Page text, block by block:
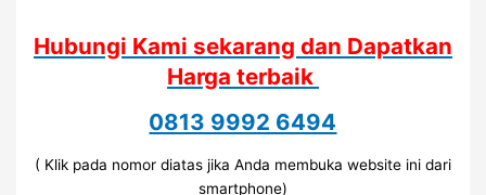
Hubungi Kami sekarang dan Dapatkan
Harga terbaik
0813 9992 6494
( Klik pada nomor diatas jika Anda membuka website ini dari
smartphone)